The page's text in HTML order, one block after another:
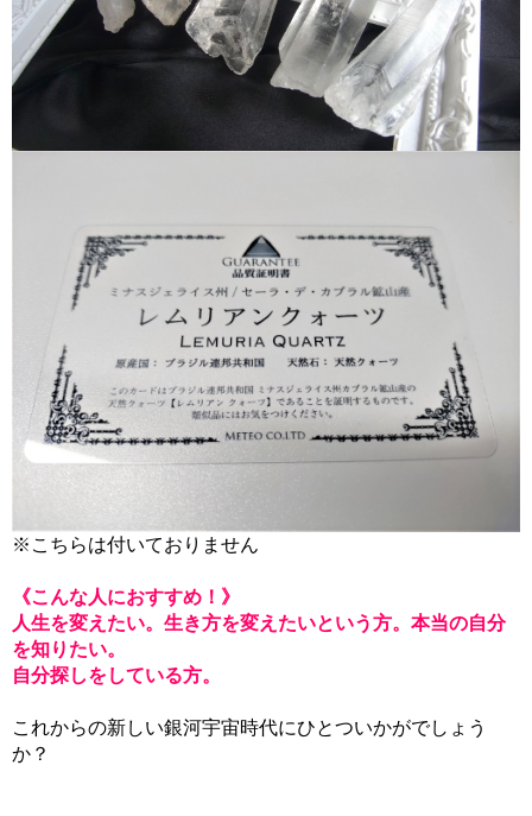
※こちらは付いておりません
《こんな人におすすめ！》
人生を変えたい。生き方を変えたいという方。本当の自分
を知りたい。
自分探しをしている方。
これからの新しい銀河宇宙時代にひとついかがでしょう
か？